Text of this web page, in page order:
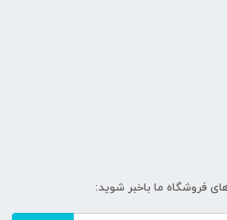
فروشگاه ما باخبر شوید: